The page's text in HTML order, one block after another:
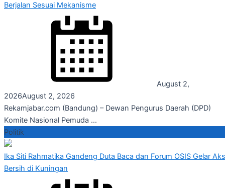
Berjalan Sesuai Mekanisme
August 2,
2026August 2, 2026
Rekamjabar.com (Bandung) – Dewan Pengurus Daerah (DPD)
Komite Nasional Pemuda ...
Politik
Ika Siti Rahmatika Gandeng Duta Baca dan Forum OSIS Gelar
Bersih di Kuningan